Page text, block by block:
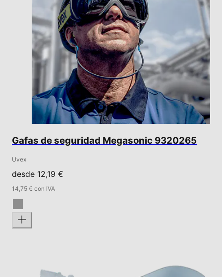
Gafas de seguridad Megasonic 9320265
Uvex
desde 12,19 €
14,75 € con IVA